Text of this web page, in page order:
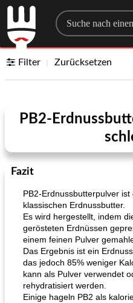
Search for a
Filter Zurücksetzen
PB2-
Fazit
PB2-Erdnussbutterpulver
klassischen Erdnussbutter.
Es wird hergestellt, indem
gerösteten Erdnüssen
einem feinen Pulver
Das Ergebnis ist ein
das jedoch 85% weniger
kann als Pulver verwendet
rehydratisiert werden.
Einige hageln PB2 als